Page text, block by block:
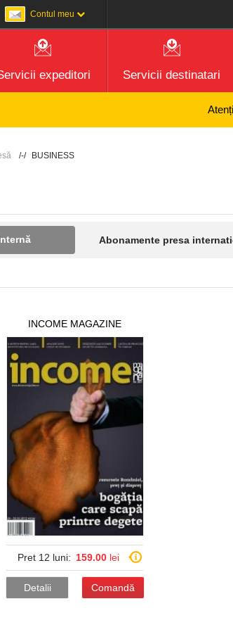
Contul meu
expeditori Servicii destinatari
Atenție!
BUSINESS
Abonamente presa
INCOME MAGAZINE
Pret 12 luni: 159.00 lei
Detalii Comandă